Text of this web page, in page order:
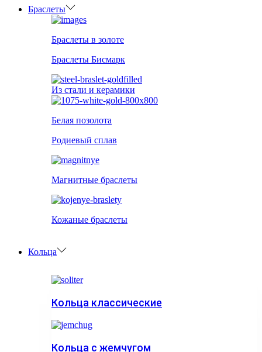
Браслеты
Браслеты в золоте
Браслеты Бисмарк
Из стали и керамики
Белая позолота
Родиевый сплав
Магнитные браслеты
Кожаные браслеты
Кольца
Кольца классические
Кольца с жемчугом